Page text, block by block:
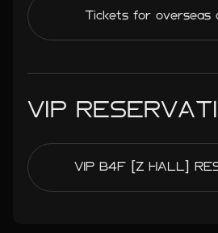
Tickets for overseas
VIP
VIP B4F [Z HALL]